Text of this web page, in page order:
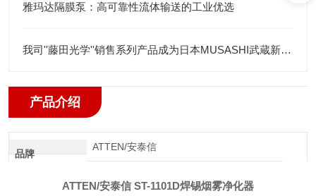
雅玛达隔膜泵：高可靠性流体输送的工业优选
我司''藤田光学''销售系列产品成为日本MUSASHI武蔵新的代理店
产品介绍
品牌
ATTEN/安泰信
ATTEN/安泰信 ST-1101D焊锡烟雾净化器